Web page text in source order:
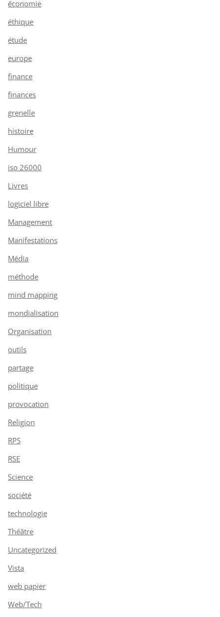
économie
éthique
étude
europe
finance
finances
grenelle
histoire
Humour
iso 26000
Livres
logiciel libre
Management
Manifestations
Média
méthode
mind mapping
mondialisation
Organisation
outils
partage
politique
provocation
Religion
RPS
RSE
Science
société
technologie
Théâtre
Uncategorized
Vista
web papier
Web/Tech